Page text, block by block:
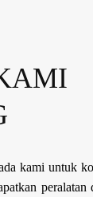
kami untuk
peralatan